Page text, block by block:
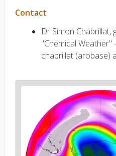
Contact
Dr Simon
"Chemical Weather"
chabrillat (arobase)
image